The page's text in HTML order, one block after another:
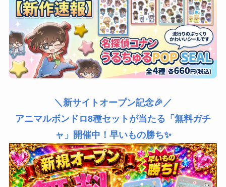
＼新サイトオープン記念🎉／
アニマルボンドロ8種セットが当たる「無料ガチ
ャ」開催中！早いもの勝ち✨